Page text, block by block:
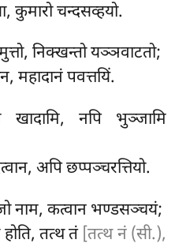
कुमारो चन्दसव्हयो.
निक्खन्तो यञ्ञवाटतो;
महादानं पवत्तयिं.
खादामि, नपि भुञ्जामि
अपि छप्पञ्चरत्तियो.
नाम, कत्वान भण्डसञ्चयं;
तत्थ तं [तत्थ नं (सी.),